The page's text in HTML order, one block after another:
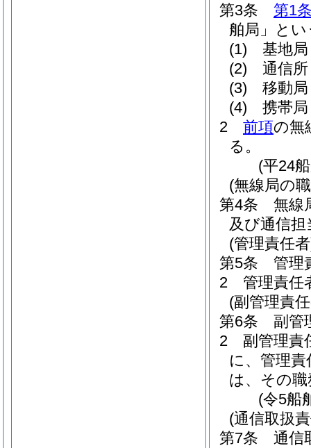
第3条
第1
舶局」とい
(1)
基地局
(2)
通信所
(3)
移動局
(4)
携帯局
2
前項の無
る。
(平24
(無線局の
第4条
無線
及び通信
(管理責任
第5条
管理
2
管理責任
(副管理責
第6条
副管
2
副管理責
に、管理
は、その
(令5船
(通信取扱
第7条
通信